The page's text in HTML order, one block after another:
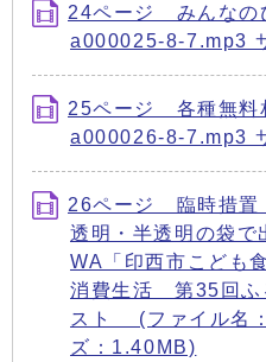
24ページ みんなの
a000025-8-7.mp3
25ページ 各種無料
a000026-8-7.mp3
26ページ 臨時措置
透明・半透明の袋
WA「印西市こども
消費生活 第35回ふ
スト (ファイル名
ズ：1.40MB)